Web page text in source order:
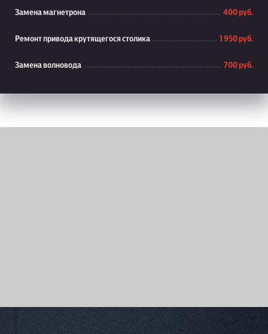
Замена магнетрона 400 руб.
Ремонт привода крутящегося столика 1 950 руб.
Замена волновода 700 руб.